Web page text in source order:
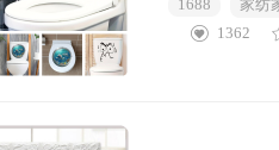
1688 家纺
1362